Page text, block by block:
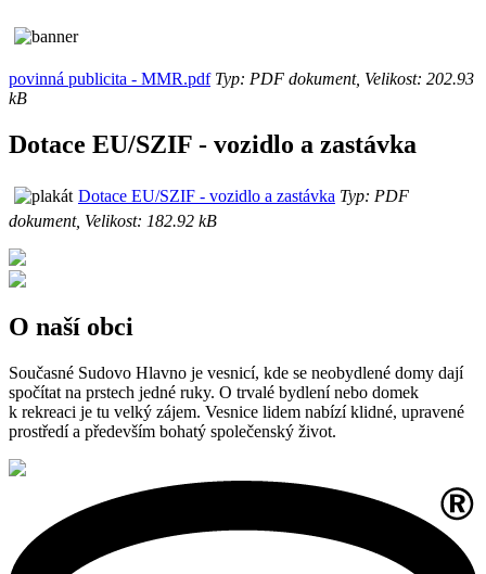
povinná publicita - MMR.pdfTyp: PDF dokument, Velikost: 202.93
kB
Dotace EU/SZIF - vozidlo a zastávka
Dotace EU/SZIF - vozidlo a zastávka Typ: PDF
dokument, Velikost: 182.92 kB
O naší obci
Současné Sudovo Hlavno je vesnicí, kde se neobydlené domy dají
spočítat na prstech jedné ruky. O trvalé bydlení nebo domek
k rekreaci je tu velký zájem. Vesnice lidem nabízí klidné, upravené
prostředí a především bohatý společenský život.